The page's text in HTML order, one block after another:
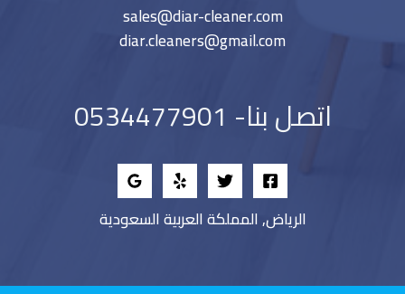
sales@diar-cleaner.com
diar.cleaners@gmail.com
اتصل بنا- 0534477901
الرياض, المملكة العربية السعودية